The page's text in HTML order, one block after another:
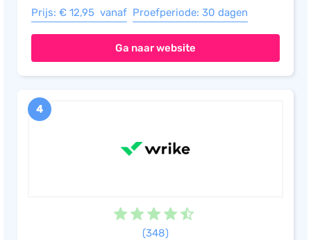
vanuit 1 betaalbare oplossing. Ontdek het zelf met
Prijs: € 12,95 vanaf Proefperiode: 30 dagen
Ga naar website
4
(348)